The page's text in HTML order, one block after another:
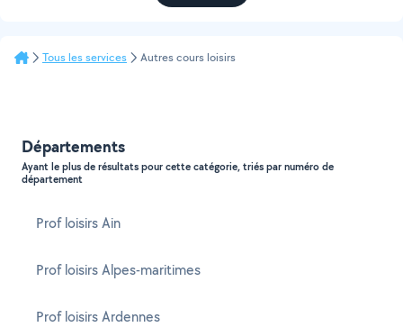
Tous les services Autres cours loisirs
Départements
Ayant le plus de résultats pour cette catégorie, triés par numéro de
département
Prof loisirs Ain
Prof loisirs Alpes-maritimes
Prof loisirs Ardennes